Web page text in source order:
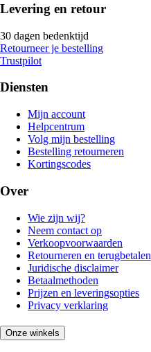
Levering en retour
30 dagen bedenktijd
Retourneer je bestelling
Trustpilot
Diensten
Mijn account
Helpcentrum
Volg mijn bestelling
Bestelling retourneren
Kortingscodes
Over
Wie zijn wij?
Neem contact op
Verkoopvoorwaarden
Retourneren en terugbetalen
Juridische disclaimer
Betaalmethoden
Prijzen en leveringsopties
Privacy verklaring
Onze winkels